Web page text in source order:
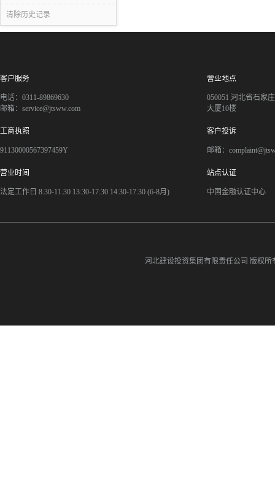
清除历史记录
客户服务
电话：0311-89869630
邮箱：service@jtsww.com
营业地点
050051 河北省石家
大厦10楼
工商执照
91130000567397459Y
客户投诉
邮箱：
营业时间
法定工作日 8:30-11:30 13:30-17:30 14:30-17:30 (6-8月)
站点认证
中国金融认证中心
河北建设投资集团有限责任公司 版权所